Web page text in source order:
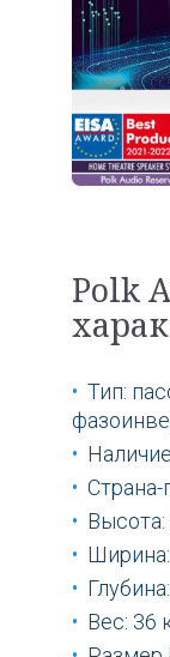
Polk
Тип:
Вес: 36